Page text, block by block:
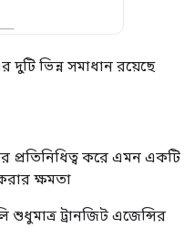
দুটি ভিন্ন সমাধান রয়েছে
প্রতিনিধিত্ব করে এমন একটি
ক্ষমতা
শুধুমাত্র ট্রানজিট এজেন্সির